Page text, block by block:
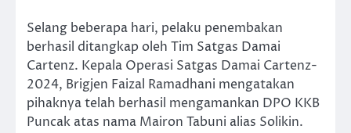
Selang beberapa hari, pelaku penembakan
berhasil ditangkap oleh Tim Satgas Damai
Cartenz. Kepala Operasi Satgas Damai Cartenz-
2024, Brigjen Faizal Ramadhani mengatakan
pihaknya telah berhasil mengamankan DPO KKB
Puncak atas nama Mairon Tabuni alias Solikin.